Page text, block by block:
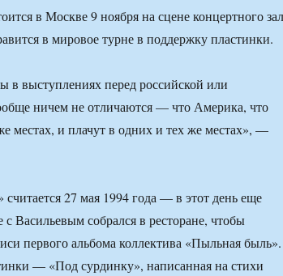
в Москве 9 ноября на сцене концертного
в мировое турне в поддержку пластинки.
в выступлениях перед российской или
ничем не отличаются — что Америка, что
и плачут в одних и тех же местах», —
27 мая 1994 года — в этот день еще
Васильевым собрался в ресторане, чтобы
первого альбома коллектива «Пыльная быль».
— «Под сурдинку», написанная на стихи